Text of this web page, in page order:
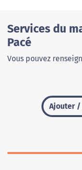
Services du
Pacé
Vous pouvez
Ajouter /